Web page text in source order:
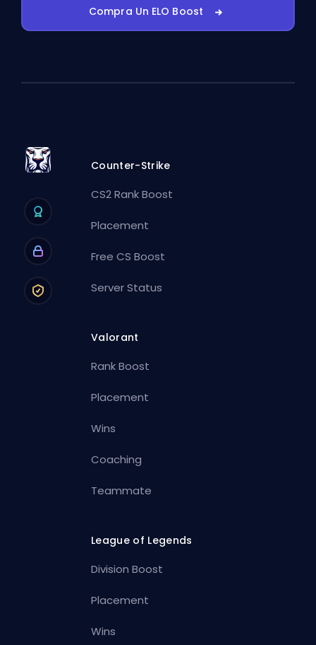
Compra Un ELO Boost
Counter-Strike
CS2 Rank Boost
Placement
Free CS Boost
Server Status
Valorant
Rank Boost
Placement
Wins
Coaching
Teammate
League of Legends
Division Boost
Placement
Wins